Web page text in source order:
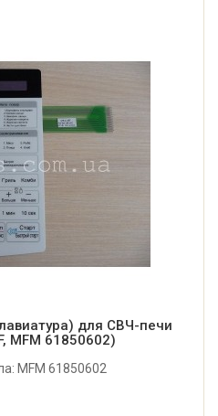
для СВЧ-печи
MFM 61850602)
MFM 61850602